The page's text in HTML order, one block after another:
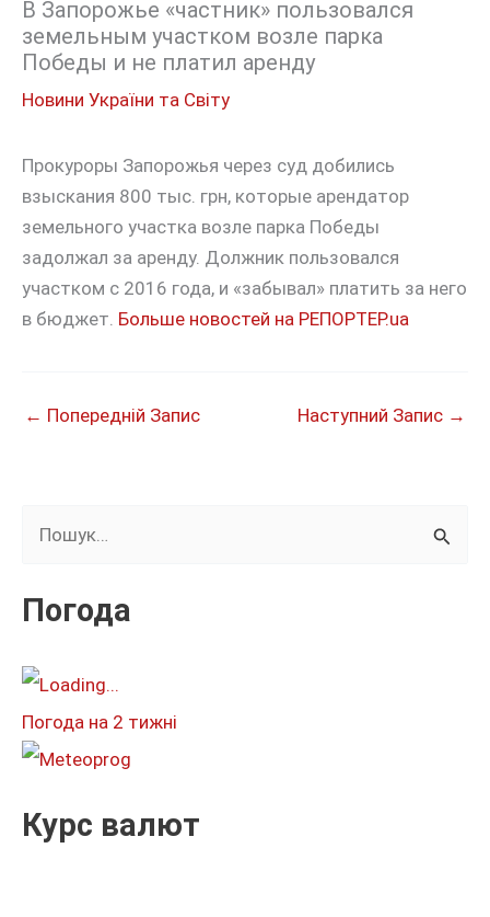
В Запорожье «частник» пользовался
земельным участком возле парка
Победы и не платил аренду
Новини України та Світу
Прокуроры Запорожья через суд добились
взыскания 800 тыс. грн, которые арендатор
земельного участка возле парка Победы
задолжал за аренду. Должник пользовался
участком с 2016 года, и «забывал» платить за него
в бюджет. Больше новостей на РЕПОРТЕР.ua
← Попередній Запис Наступний Запис →
к
т
:
Погода
Погода на 2 тижні
Курс валют